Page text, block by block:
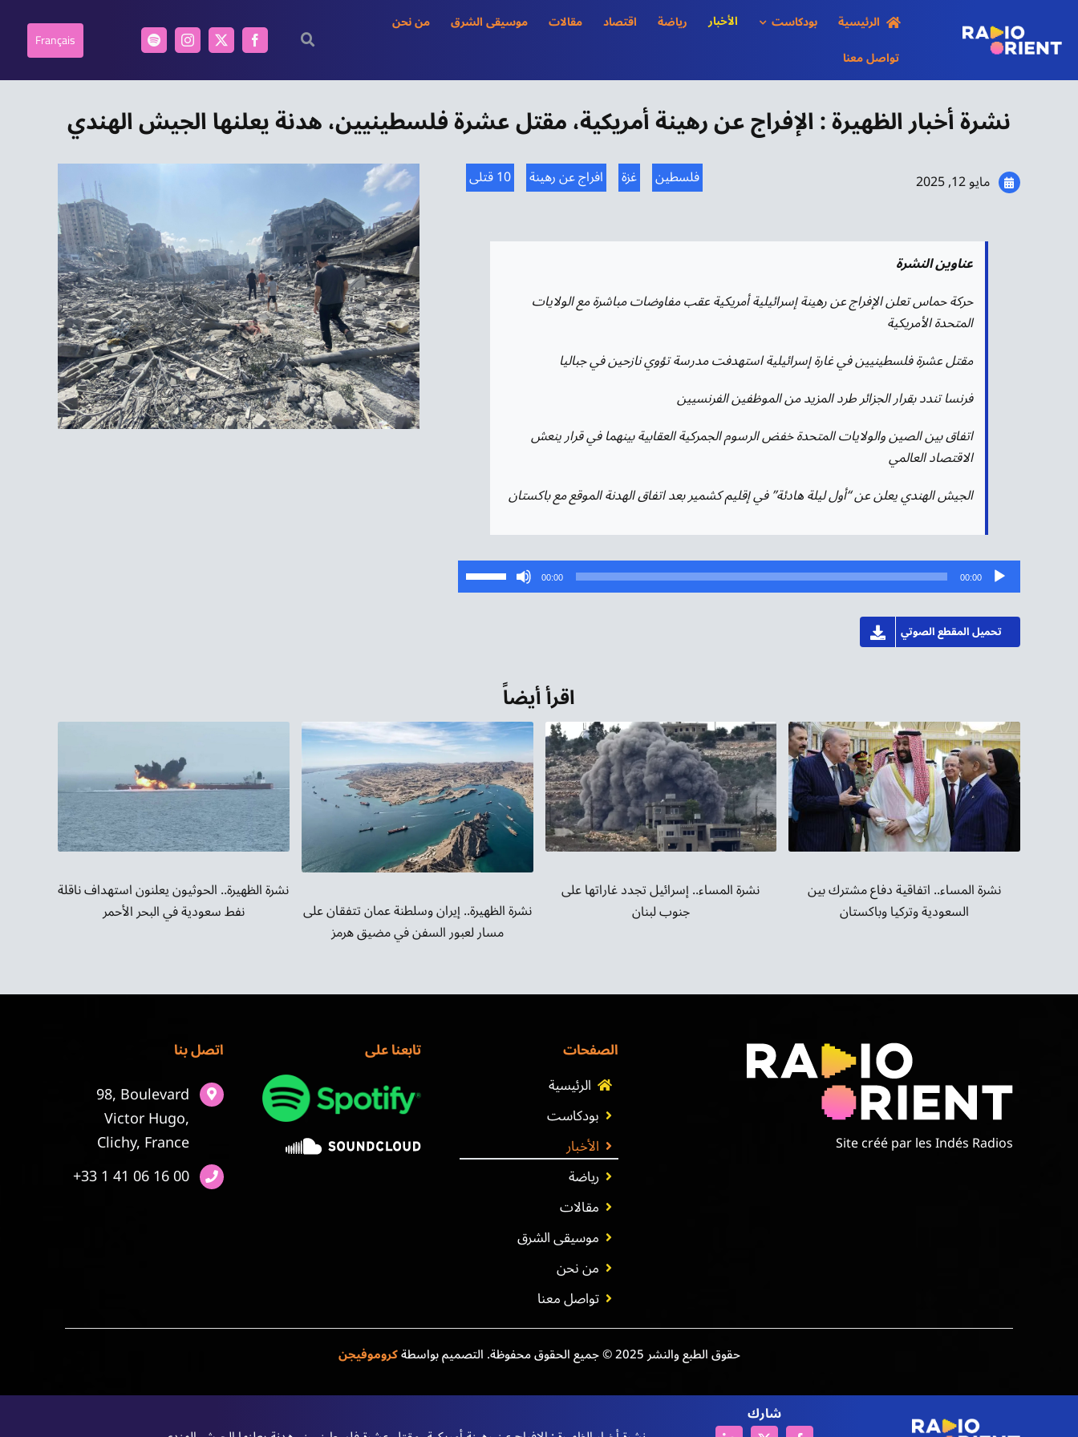
content
الرئيسية بودكاست الأخبار رياضة اقتصاد مقالات موسيقى الشرق
من نحن
تواصل معنا
Français
نشرة أخبار الظهيرة : الإفراج عن رهينة أمريكية، مقتل عشرة فلسطينيين، هدنة يعلنها الجيش الهندي
مايو 12, 2025 10 قتلى افراج عن رهينة غزة فلسطين
عناوين النشرة
حركة حماس تعلن الإفراج عن رهينة إسرائيلية أمريكية عقب مفاوضات مباشرة مع الولايات
المتحدة الأمريكية
مقتل عشرة فلسطينيين في غارة إسرائيلية استهدفت مدرسة تؤوي نازحين في جباليا
فرنسا تندد بقرار الجزائر طرد المزيد من الموظفين الفرنسيين
اتفاق بين الصين والولايات المتحدة خفض الرسوم الجمركية العقابية بينهما في قرار ينعش
الاقتصاد العالمي
الجيش الهندي يعلن عن “أول ليلة هادئة” في إقليم كشمير بعد اتفاق الهدنة الموقع مع باكستان
مشغل
الصوت
00:00
00:00
استخدم
مفاتيح
خفض
مستوى
الصوت.
تحميل المقطع الصوتي
اقرأ أيضاً
نشرة المساء.. اتفاقية دفاع مشترك بين
السعودية وتركيا وباكستان
نشرة المساء.. إسرائيل تجدد غاراتها على
جنوب لبنان نشرة الظهيرة.. إيران وسلطنة عمان تتفقان على
مسار لعبور السفن في مضيق هرمز
نشرة الظهيرة.. الحوثيون يعلنون استهداف ناقلة
نفط سعودية في البحر الأحمر
Site créé par les Indés Radios
الصفحات
الرئيسية
بودكاست
الأخبار
رياضة
مقالات
موسيقى الشرق
من نحن
تواصل معنا
تابعنا على اتصل بنا
98, Boulevard
Victor Hugo,
Clichy, France
+33 1 41 06 16 00
حقوق الطبع والنشر 2025 © جميع الحقوق محفوظة. التصميم بواسطة كروموفيجن
شارك